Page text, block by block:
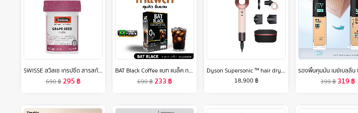
SWISSE สวิสเซ เกรปซีด สารสกัดจากเมล็ดองุ่น 60 เม็ด
690฿295 ฿
BAT Black Coffee แบท แบล็ค กาแฟดำ อเมริกาโน่ คุมหิว สูตรไม่มีน้ำตาล ดื่มง่าย 0%
690฿233 ฿
Dyson Supersonic ™ hair dryer HD15 (Ceramic Pink/Rose Gold) with Presentation Case ไดร์เป่าผม สีเซรามิก พิ้งค์
18,900 ฿
399฿319฿